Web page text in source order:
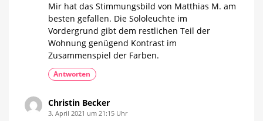
Mir hat das Stimmungsbild von Matthias M. am
besten gefallen. Die Sololeuchte im
Vordergrund gibt dem restlichen Teil der
Wohnung genügend Kontrast im
Zusammenspiel der Farben.
Antworten
Christin Becker
3. April 2021 um 21:15 Uhr